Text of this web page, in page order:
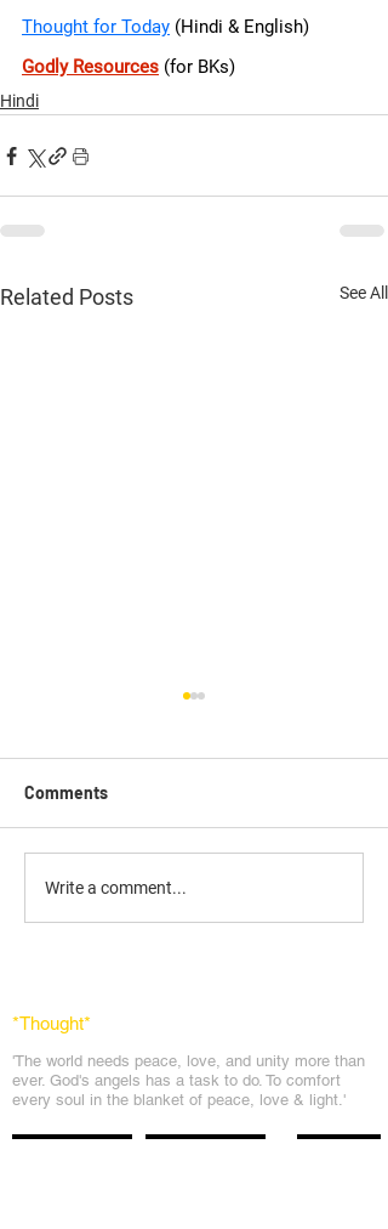
Thought for Today (Hindi & English)
Godly Resources (for BKs)
Hindi
Related Posts See All
Avyakt Ishare: July 2023
Comments
Write a comment...
*Thought*
'The world needs peace, love, and unity more than
ever. God's angels has a task to do. To comfort
every soul in the blanket of peace, love & light.'